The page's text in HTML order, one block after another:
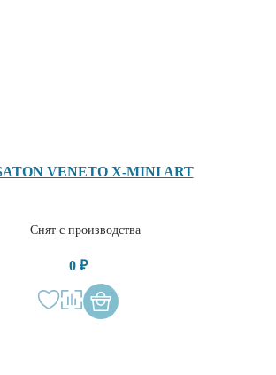
VENETO X-MINI ART
Снят с производства
0 ₽